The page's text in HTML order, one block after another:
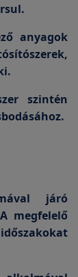
anyagok
szintén
járó
megfelelő